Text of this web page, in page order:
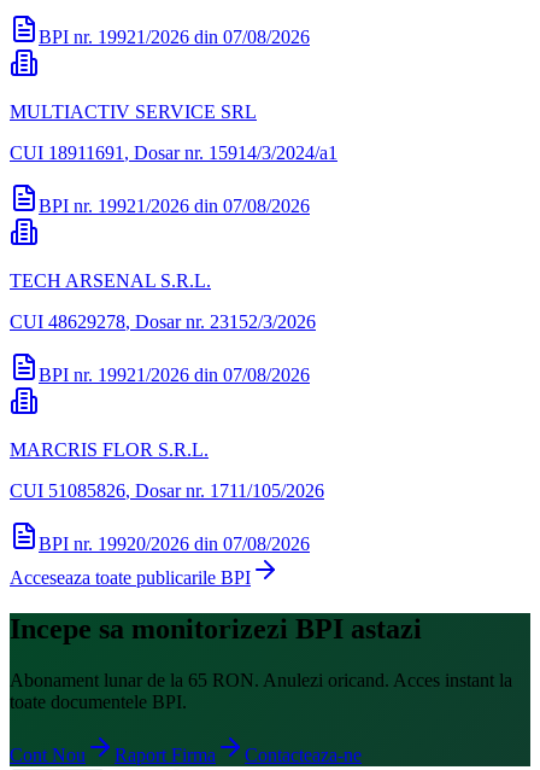
BPI nr. 19921/2026 din 07/08/2026
MULTIACTIV SERVICE SRL
CUI 18911691 , Dosar nr. 15914/3/2024/a1
BPI nr. 19921/2026 din 07/08/2026
TECH ARSENAL S.R.L.
CUI 48629278, Dosar nr. 23152/3/2026
BPI nr. 19921/2026 din 07/08/2026
MARCRIS FLOR S.R.L.
CUI 51085826, Dosar nr. 1711/105/2026
BPI nr. 19920/2026 din 07/08/2026
Acceseaza toate publicarile BPI
Incepe sa monitorizezi BPI astazi
Abonament lunar de la 65 RON. Anulezi oricand. Acces instant la
toate documentele BPI.
Cont Nou Raport Firma Contacteaza-ne